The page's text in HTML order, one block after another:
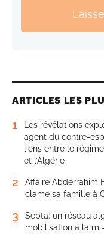
ARTICLES LES
1
Les révélations
agent du contre-
liens entre le
et l’Algérie
2
Affaire Abderrahim
clame sa famille à
3
Sebta: un réseau
mobilisation à la